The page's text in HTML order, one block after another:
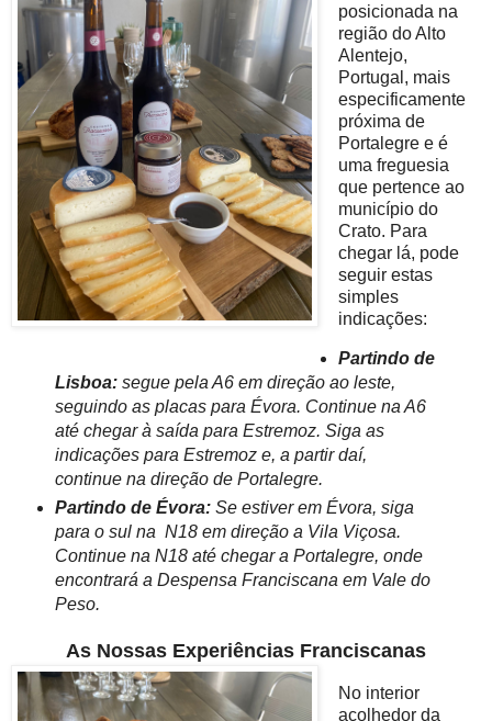
posicionada na
região do Alto
Alentejo,
Portugal, mais
especificamente
próxima de
Portalegre e é
uma freguesia
que pertence ao
município do
Crato. Para
chegar lá, pode
seguir estas
simples
indicações:
Partindo de
Lisboa: segue pela A6 em direção ao leste,
seguindo as placas para Évora. Continue na A6
até chegar à saída para Estremoz. Siga as
indicações para Estremoz e, a partir daí,
continue na direção de Portalegre.
Partindo de Évora: Se estiver em Évora, siga
para o sul na N18 em direção a Vila Viçosa.
Continue na N18 até chegar a Portalegre, onde
encontrará a Despensa Franciscana em Vale do
Peso.
As Nossas Experiências Franciscanas
No interior
acolhedor da